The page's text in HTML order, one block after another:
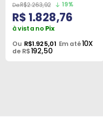
R$2.263,92 19%
R$ 1.828,76
à vista no Pix
Ou R$1.925,01 Em até10X
de R$192,50